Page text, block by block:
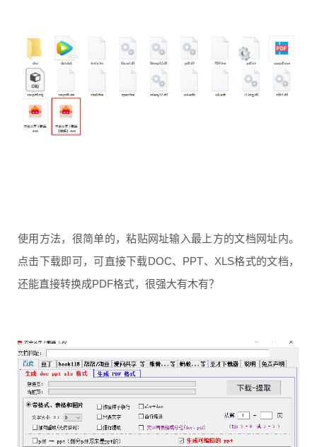
使用方法，很简单的，粘贴网址输入最上方的文档网址内。
点击下载即可，可直接下载DOC、PPT、XLS格式的文档，
还能直接转换成PDF格式，很强大有木有？